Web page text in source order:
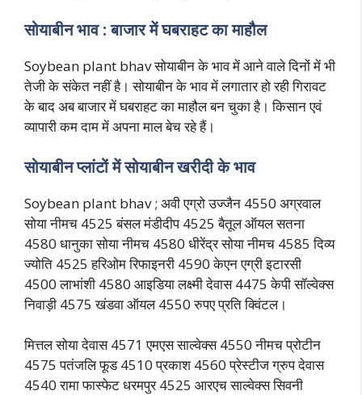
सोयाबीन भाव : बाजार में घबराहट का माहौल
Soybean plant bhav सोयाबीन के भाव में आने वाले दिनों में भी
तेजी के संकेत नहीं है। सोयाबीन के भाव में लगातार हो रही गिरावट
के बाद अब बाजार में घबराहट का माहौल बन चुका है। किसान एवं
व्यापारी कम दाम में अपना माल बेच रहे हैं।
सोयाबीन प्लांटों में सोयाबीन खरीदी के भाव
Soybean plant bhav ; अवी एग्रो उज्जैन 4550 अग्रवाल
सोया नीमच 4525 बंसल मंडीदीप 4525 बैतूल ऑयल सतना
4580 धानुका सोया नीमच 4580 धीरेंद्र सोया नीमच 4585 दिव्य
ज्योति 4525 हरिओम रिफाइनरी 4590 केएन एग्री इटारसी
4500 लाभांशी 4580 आइडिया लक्ष्मी देवास 4475 केपी सॉल्वेक्स
निवाड़ी 4575 खंडवा ऑयल 4550 रुपए प्रति क्विंटल।
मित्तल सोया देवास 4571 एमएस साल्वेक्स 4550 नीमच प्रोटीन
4575 पतंजलि फूड 4510 प्रकाश 4560 प्रेस्टीज ग्रुप देवास
4540 रामा फास्फेट धरमपुर 4525 आरएच साल्वेक्स सिवनी